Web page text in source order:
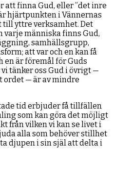
att finna Gud, eller ”det inre
hjärtpunkten i Vännernas
till yttre verksamhet. Det
människa finns Gud,
samhällsgrupp,
att var och en kan få
en är föremål för Guds
tänker oss Gud i övrigt —
ordet — är av mindre
tid erbjuder få tillfällen
som kan göra det möjligt
från vilken vi kan se livet i
alla som behöver stillhet
djupen i sin själ att delta i